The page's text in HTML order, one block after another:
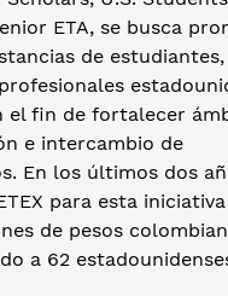
ETA, se busca
de estudiantes,
el fin de fortalecer
e intercambio de
En los últimos dos
para esta
de pesos
a 62